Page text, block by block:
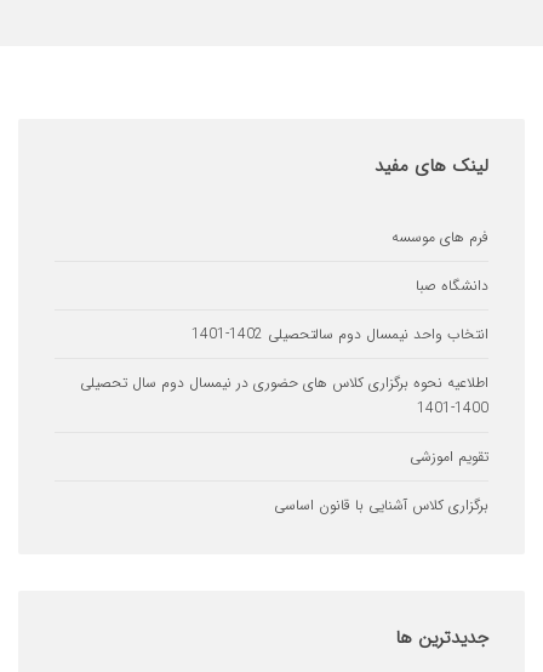
های مفید
موسسه
واحد نیمسال دوم سالتحصیلی 1402-1401
نحوه برگزاری کلاس های حضوری در نیمسال دوم سال تحصیلی
کلاس آشنایی با قانون اساسی
ها